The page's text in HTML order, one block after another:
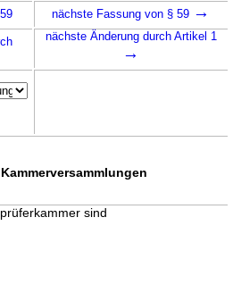
nächste Fassung von § 59 →
nächste Änderung durch Artikel 1
→
sind